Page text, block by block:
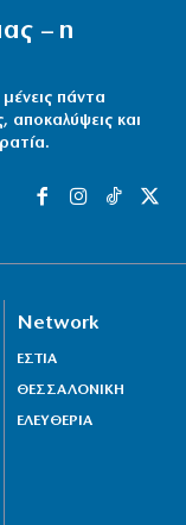
– η
πάντα
αποκαλύψεις και
Network
ΕΣΤΙΑ
ΘΕΣΣΑΛΟΝΙΚΗ
ΕΛΕΥΘΕΡΙΑ